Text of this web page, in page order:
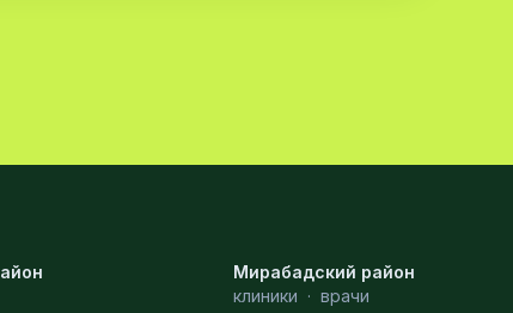
Мирабадский район
клиники · врачи